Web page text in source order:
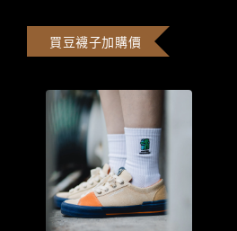
買豆襪子加購價